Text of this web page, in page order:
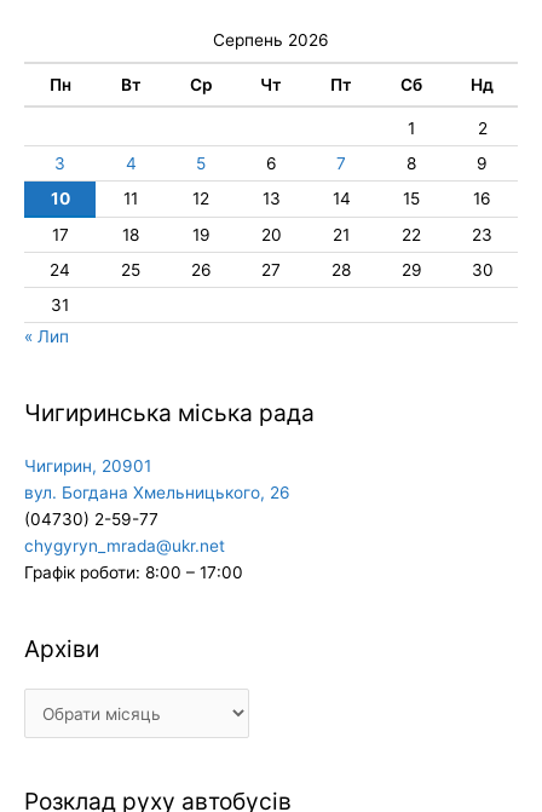
Серпень 2026
Пн Вт Ср Чт Пт Сб Нд
1
2
3
4 5 6 7 8
9
10
11 12 13 14 15
16
17
18 19 20 21 22
23
24
25 26 27 28 29
30
31
« Лип
Чигиринська міська рада
Чигирин, 20901
вул. Богдана Хмельницького, 26
(04730) 2-59-77
chygyryn_mrada@ukr.net
Графік роботи: 8:00 – 17:00
Архіви
Архіви
Розклад руху автобусів